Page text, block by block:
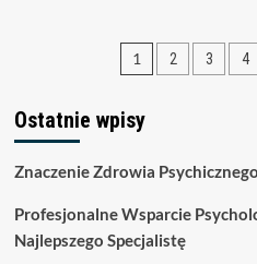
Lekarz
online
i
konsultacje
wychodzenia
domu
1 2 3 4
Ostatnie wpisy
Znaczenie Zdrowia
Profesjonalne Wsparcie
Najlepszego Specjalistę